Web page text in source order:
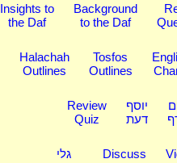
Insights to
the Daf
Background
to the Daf
Halachah
Outlines
Tosfos
Outlines
Review
Quiz
יוסף
דעת
גלי
Discuss